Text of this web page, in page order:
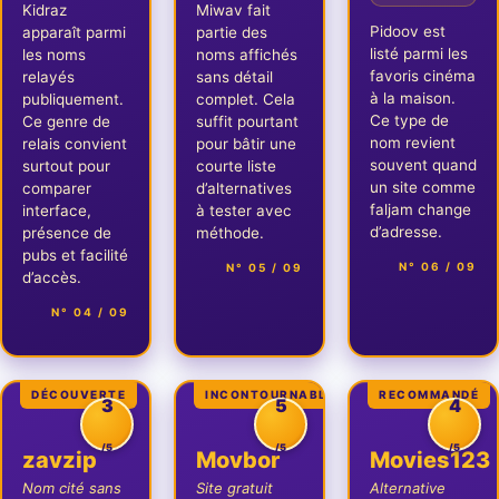
Kidraz
apparaît parmi
les noms
relayés
publiquement.
Ce genre de
relais convient
surtout pour
comparer
interface,
présence de
pubs et facilité
d’accès.
N° 04 / 09
Miwav fait
partie des
noms affichés
sans détail
complet. Cela
suffit pourtant
pour bâtir une
courte liste
d’alternatives
à tester avec
méthode.
N° 05 / 09
Pidoov est
listé parmi les
favoris cinéma
à la maison.
Ce type de
nom revient
souvent quand
un site comme
faljam change
d’adresse.
N° 06 / 09
DÉCOUVERTE
3
/5
zavzip
Nom cité sans
INCONTOURNABLE
5
/5
Movbor
Site gratuit
RECOMMANDÉ
4
/5
Movies123
Alternative